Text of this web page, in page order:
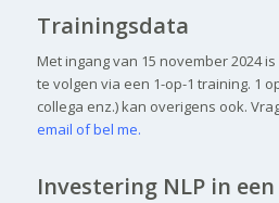
Trainingsdata
Met ingang van 15 november 2024
te volgen via een 1-op-1 training. 1
collega enz.) kan overigens ook.
email of bel me.
Investering NLP in